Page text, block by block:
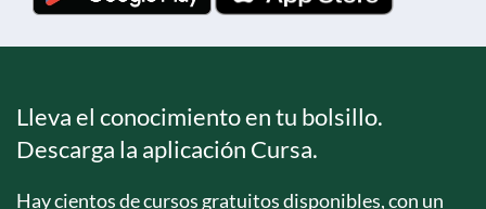
Lleva el conocimiento en tu bolsillo.
Descarga la aplicación Cursa.
Hay cientos de cursos gratuitos disponibles, con un